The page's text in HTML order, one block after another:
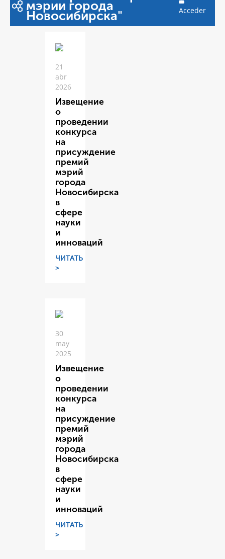
мэрии города
Новосибирска" Acceder
21
abr
2026
Извещение
о
проведении
конкурса
на
присуждение
премий
мэрий
города
Новосибирска
в
сфере
науки
и
инноваций
ЧИТАТЬ
>
30
may
2025
Извещение
о
проведении
конкурса
на
присуждение
премий
мэрий
города
Новосибирска
в
сфере
науки
и
инноваций
ЧИТАТЬ
>